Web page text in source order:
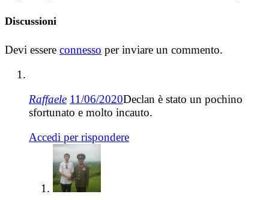
Discussioni
Devi essere connesso per inviare un commento.
Raffaele 11/06/2020Declan è stato un pochino
sfortunato e molto incauto.
Accedi per rispondere